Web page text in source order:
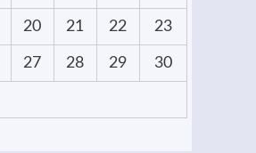
20 21 22 23
27 28 29 30